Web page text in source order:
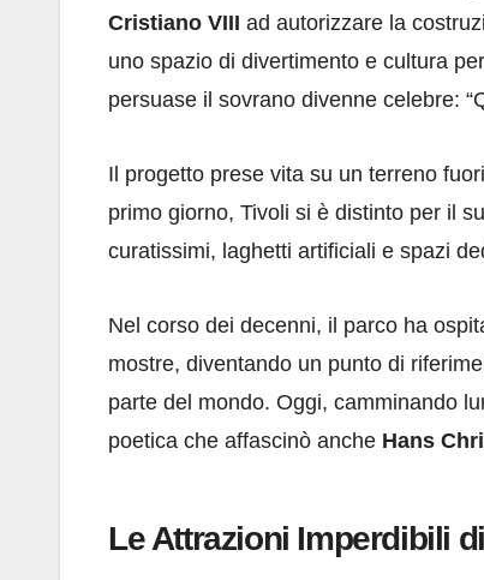
Cristiano VIII ad autorizzare la
uno spazio di divertimento e cultura
persuase il sovrano divenne celebre:
Il progetto prese vita su un terreno
primo giorno, Tivoli si è distinto per il
curatissimi, laghetti artificiali e spazi
Nel corso dei decenni, il parco ha
mostre, diventando un punto di
parte del mondo. Oggi, camminando
poetica che affascinò anche Hans
Le Attrazioni Imperdibili